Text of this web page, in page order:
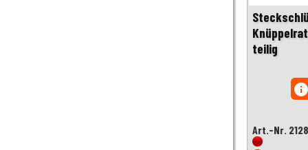
teilig
Art.-Nr.